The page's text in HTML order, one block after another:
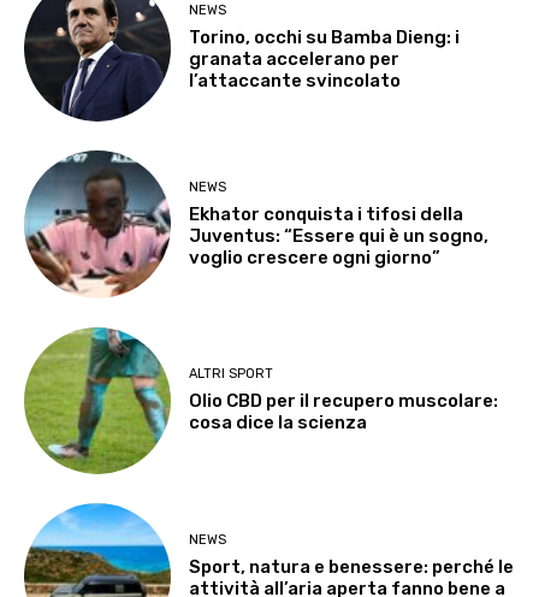
NEWS
Torino, occhi su Bamba Dieng: i
granata accelerano per
l’attaccante svincolato
NEWS
Ekhator conquista i tifosi della
Juventus: “Essere qui è un sogno,
voglio crescere ogni giorno”
ALTRI SPORT
Olio CBD per il recupero muscolare:
cosa dice la scienza
NEWS
Sport, natura e benessere: perché le
attività all’aria aperta fanno bene a